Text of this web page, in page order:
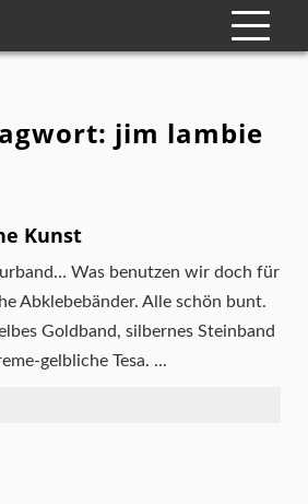
jim lambie
Kunst
Was benutzen wir doch für
Abklebebänder. Alle schön bunt.
Goldband, silbernes Steinband
gelbliche Tesa. ...